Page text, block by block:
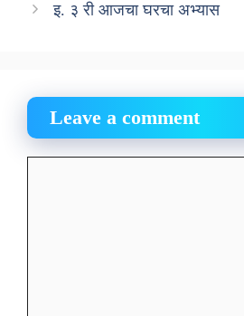
इ. ३ री आजचा घरचा अभ्यास
Leave a comment